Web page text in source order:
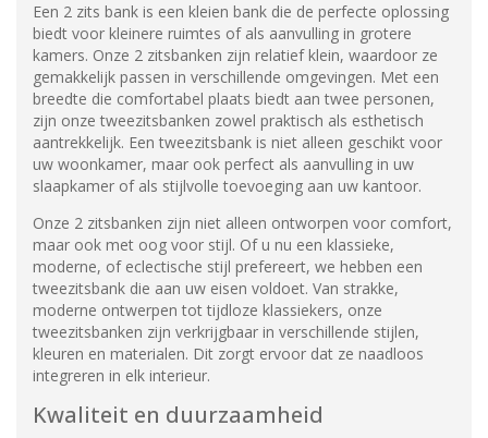
Een 2 zits bank is een kleien bank die de perfecte oplossing
biedt voor kleinere ruimtes of als aanvulling in grotere
kamers. Onze 2 zitsbanken zijn relatief klein, waardoor ze
gemakkelijk passen in verschillende omgevingen. Met een
breedte die comfortabel plaats biedt aan twee personen,
zijn onze tweezitsbanken zowel praktisch als esthetisch
aantrekkelijk. Een tweezitsbank is niet alleen geschikt voor
uw woonkamer, maar ook perfect als aanvulling in uw
slaapkamer of als stijlvolle toevoeging aan uw kantoor.
Onze 2 zitsbanken zijn niet alleen ontworpen voor comfort,
maar ook met oog voor stijl. Of u nu een klassieke,
moderne, of eclectische stijl prefereert, we hebben een
tweezitsbank die aan uw eisen voldoet. Van strakke,
moderne ontwerpen tot tijdloze klassiekers, onze
tweezitsbanken zijn verkrijgbaar in verschillende stijlen,
kleuren en materialen. Dit zorgt ervoor dat ze naadloos
integreren in elk interieur.
Kwaliteit en duurzaamheid